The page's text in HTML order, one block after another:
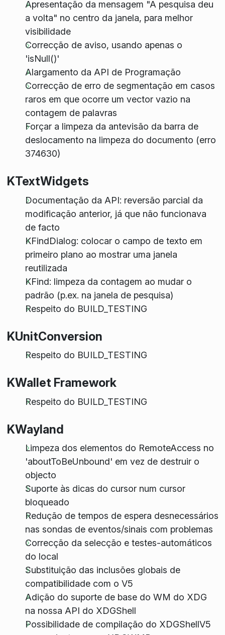
Apresentação da mensagem "A pesquisa deu
a volta" no centro da janela, para melhor
visibilidade
Correcção de aviso, usando apenas o
'isNull()'
Alargamento da API de Programação
Correcção de erro de segmentação em casos
raros em que ocorre um vector vazio na
contagem de palavras
Forçar a limpeza da antevisão da barra de
deslocamento na limpeza do documento (erro
374630)
KTextWidgets
Documentação da API: reversão parcial da
modificação anterior, já que não funcionava
de facto
KFindDialog: colocar o campo de texto em
primeiro plano ao mostrar uma janela
reutilizada
KFind: limpeza da contagem ao mudar o
padrão (p.ex. na janela de pesquisa)
Respeito do BUILD_TESTING
KUnitConversion
Respeito do BUILD_TESTING
KWallet Framework
Respeito do BUILD_TESTING
KWayland
Limpeza dos elementos do RemoteAccess no
'aboutToBeUnbound' em vez de destruir o
objecto
Suporte às dicas do cursor num cursor
bloqueado
Redução de tempos de espera desnecessários
nas sondas de eventos/sinais com problemas
Correcção da selecção e testes-automáticos
do local
Substituição das inclusões globais de
compatibilidade com o V5
Adição do suporte de base do WM do XDG
na nossa API do XDGShell
Possibilidade de compilação do XDGShellV5